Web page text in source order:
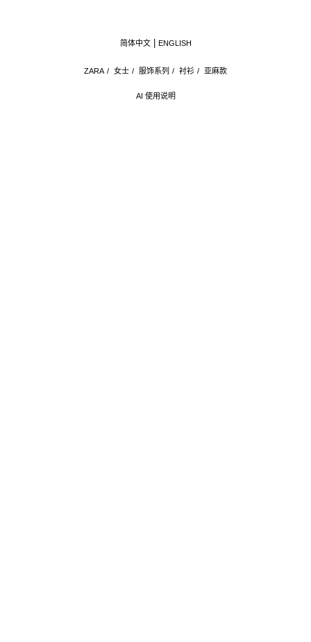
AI 使用说明
ZARA / 女士 / 服饰系列 / 衬衫 / 亚麻款
简体中文 ENGLISH